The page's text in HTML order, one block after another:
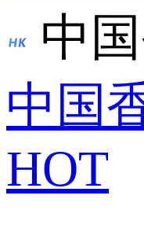
中
中国
HOT